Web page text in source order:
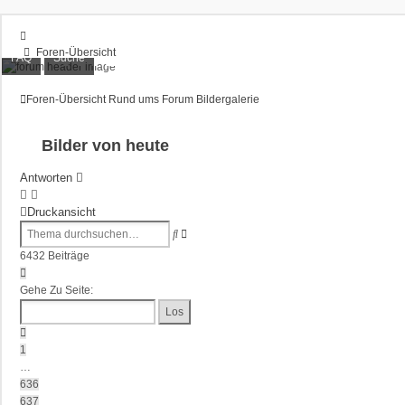
Foren-Übersicht
FAQ
Unbeantwortete Themen
Registrieren
XT1200Z-Forum
FAQ Suche
Foren-Übersicht Rund ums Forum Bildergalerie
Bilder von heute
Antworten
Druckansicht
Suche
6432 Beiträge
638
644
Gehe Zu Seite:
1
…
636
637